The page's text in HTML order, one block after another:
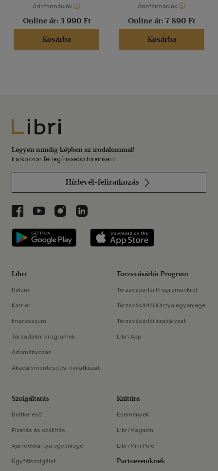
Árinformációk
Online ár: 3 990 Ft
Kosárba
Árinformációk
Online ár: 7 890 Ft
Kosárba
Libri
Legyen mindig képben az irodalommal!
Iratkozzon fel legfrissebb híreinkért!
Hírlevél-feliratkozás
Libri a Facebookon
Libri a Youtube-on
Libri az Instagramon
Libri a LinkedInen
Libri applikáció Szerezd meg: Google
Libri
Rólunk
Karrier
Impresszum
Társadalmi programok
Adományozás
Akadálymentesítési nyilatkozat
Törzsvásárlói Program
Törzsvásárlói Programunkról
Törzsvásárlói Kártya egyenlege
Törzsvásárlói szabályzat
Libri App
Szolgáltatás
Boltkereső
Fizetés és szállítás
Ajándékkártya egyenlege
Ügyfélszolgálat
Kultúra
Események
Libri Magazin
Libri Mini Polc
Partnereinknek